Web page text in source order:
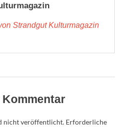
Strandgut Kulturmagazin
nicht veröffentlicht. Erforderliche